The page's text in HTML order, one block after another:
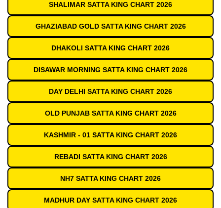
SHALIMAR SATTA KING CHART 2026
GHAZIABAD GOLD SATTA KING CHART 2026
DHAKOLI SATTA KING CHART 2026
DISAWAR MORNING SATTA KING CHART 2026
DAY DELHI SATTA KING CHART 2026
OLD PUNJAB SATTA KING CHART 2026
KASHMIR - 01 SATTA KING CHART 2026
REBADI SATTA KING CHART 2026
NH7 SATTA KING CHART 2026
MADHUR DAY SATTA KING CHART 2026